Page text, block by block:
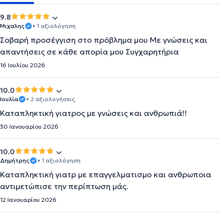
9.8
Μιχαλης • 1 αξιολόγηση
Σοβαρή προσέγγιση στο πρόβλημα μου Με γνώσεις και
απαντήσεις σε κάθε απορία μου Συγχαρητήρια
16 Ιουλίου 2026
10.0
Ιουλία • 2 αξιολογήσεις
Καταπληκτική γιατρος με γνώσεις και ανθρωπιά!!
30 Ιανουαρίου 2026
10.0
Δημήτρης • 1 αξιολόγηση
Καταπληκτική γιατρ με επαγγελματισμο και ανθρωποια
αντιμετώπισε την περίπτωση μάς.
12 Ιανουαρίου 2026